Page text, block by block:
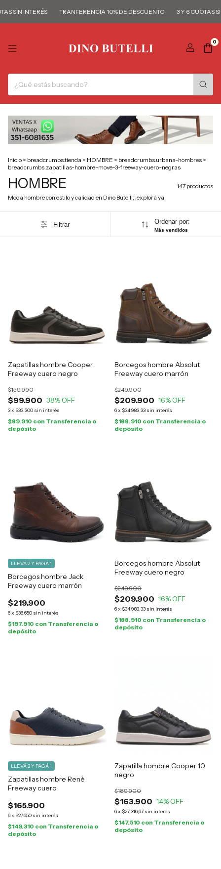
TRANFERENCIA 10% DE DESCUENTO 3 Y 6 CUOTAS SIN INTERÉS
0
Inicio > breadcrumbs.tienda > HOMBRE > breadcrumbs.urbana-hombres >
breadcrumbs.zapatillas-hombre-move-3-freeway-cuero-negras
HOMBRE
147 productos
Moda hombre con estilo y calidad en Dino Butelli, ¡explorá ya!
Filtrar Ordenar por:
Más vendidos
Zapatillas hombre Cooper
Freeway cuero negro
$99.900
$159.990
38% OFF
3x $33.300 sin interés
$89.910 con Transferencia o
depósito
Borcegos hombre Absolut
Freeway cuero marrón
$209.900
$249.900
16% OFF
6x $34.983,33 sin interés
$188.910 con Transferencia o
depósito
Borcegos hombre Jack
Freeway cuero marrón
$219.900
6x $36.650 sin interés
LLEVÁ 2 Y PAGÁ 1
$197.910 con Transferencia o
depósito
Borcegos hombre Absolut
Freeway cuero negro
$209.900
$249.900
16% OFF
6x $34.983,33 sin interés
$188.910 con Transferencia o
depósito
Zapatillas hombre Renè
Freeway cuero
$165.900
6x $27.650 sin interés
LLEVÁ 2 Y PAGÁ 1
$149.310 con Transferencia o
depósito
Zapatilla hombre Cooper 10
negro
$163.900
$189.900
14% OFF
6x $27.316,67 sin interés
$147.510 con Transferencia o
depósito